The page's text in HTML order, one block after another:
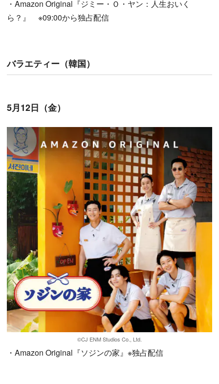
・Amazon Original『ジミー・Ｏ・ヤン：人生おいく
ら？』 ※09:00から独占配信
バラエティー（韓国）
5月12日（金）
©CJ ENM Studios Co., Ltd.
・Amazon Original『ソジンの家』※独占配信